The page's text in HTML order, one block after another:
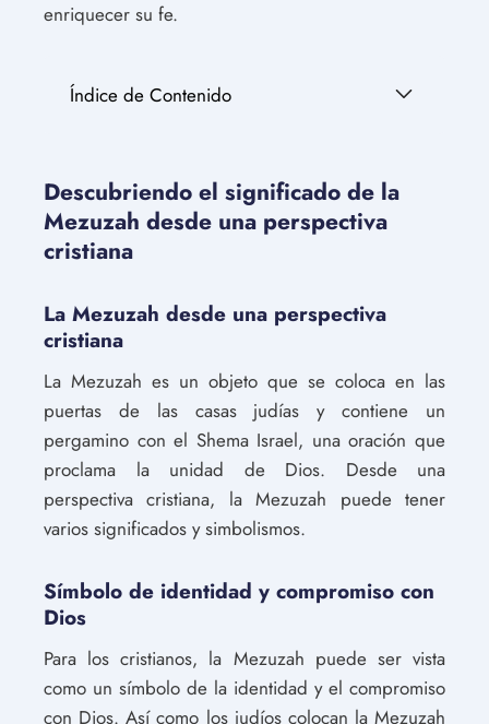
enriquecer su fe.
Índice de Contenido
Descubriendo el significado de la
Mezuzah desde una perspectiva
cristiana
La Mezuzah desde una perspectiva
cristiana
La Mezuzah es un objeto que se coloca en las
puertas de las casas judías y contiene un
pergamino con el Shema Israel, una oración que
proclama la unidad de Dios. Desde una
perspectiva cristiana, la Mezuzah puede tener
varios significados y simbolismos.
Símbolo de identidad y compromiso con
Dios
Para los cristianos, la Mezuzah puede ser vista
como un símbolo de la identidad y el compromiso
con Dios. Así como los judíos colocan la Mezuzah